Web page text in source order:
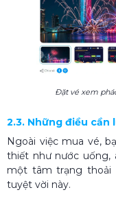
Đặt vé xem
2.3. Những điều cần
Ngoài việc mua vé,
thiết như nước uống,
một tâm trạng thoải
tuyệt vời này.